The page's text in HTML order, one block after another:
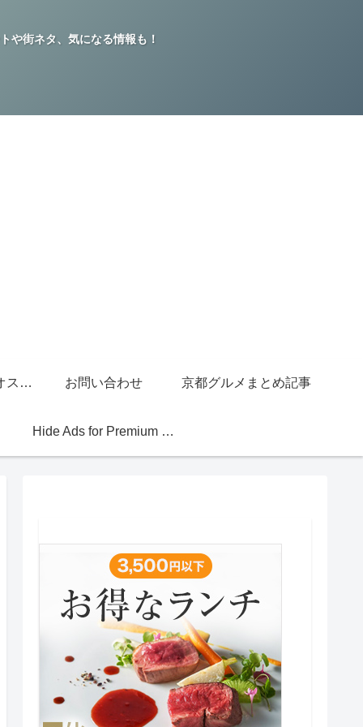
や街ネタ、気になる情報も！
グッチジャパン的オススメ店 お問い合わせ 京都グルメまとめ記事
Hide Ads for Premium Members